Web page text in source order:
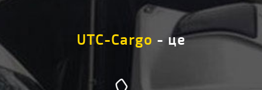
UTC-Cargo - це